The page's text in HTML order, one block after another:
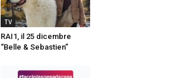
TV
RAI1, il 25 dicembre
“Belle & Sebastien”